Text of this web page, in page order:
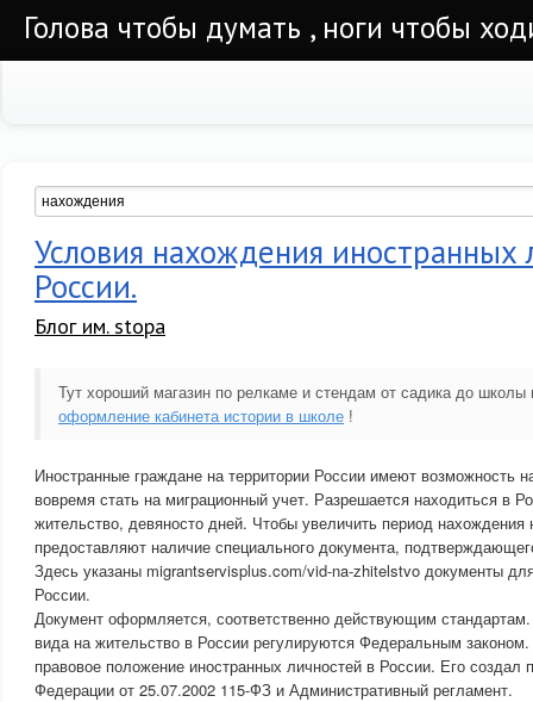
Голова чтобы думать , ноги чтобы
Условия нахождения иностранных
России.
Блог им. stopa
Тут хороший магазин по релкаме и стендам от садика до
оформление кабинета истории в школе !
Иностранные граждане на территории России имеют возможность
вовремя стать на миграционный учет. Разрешается находиться в
жительство, девяносто дней. Чтобы увеличить период нахождения
предоставляют наличие специального документа,
Здесь указаны migrantservisplus.com/vid-na-zhitelstvo документы
России.
Документ оформляется, соответственно действующим
вида на жительство в России регулируются Федеральным
правовое положение иностранных личностей в России. Его создал
Федерации от 25.07.2002 115-ФЗ и Административный регламент.